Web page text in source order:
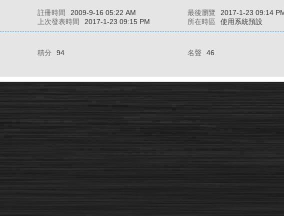
註冊時間 2009-9-16 05:22 AM 最後瀏覽
2017-1-23 09:14
上次發表時間 2017-1-23 09:15 PM 所在時區 使用系統預設
積分 94 名聲
46